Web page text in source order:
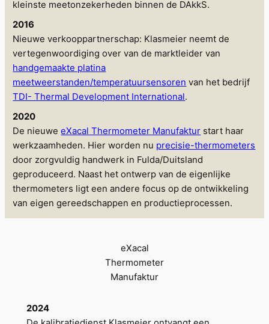
kleinste meetonzekerheden binnen de DAkkS.
2016
Nieuwe verkooppartnerschap: Klasmeier neemt de
vertegenwoordiging over van de marktleider van
handgemaakte platina
meetweerstanden/temperatuursensoren van het bedrijf
TDI- Thermal Development International.
2020
De nieuweeXacal Thermometer Manufaktur start haar
werkzaamheden. Hier worden nu precisie-thermometers
door zorgvuldig handwerk in Fulda/Duitsland
geproduceerd. Naast het ontwerp van de eigenlijke
thermometers ligt een andere focus op de ontwikkeling
van eigen gereedschappen en productieprocessen.
eXacal
Thermometer
Manufaktur
2024